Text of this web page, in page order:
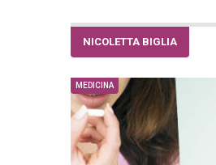
NICOLETTA BIGLIA
MEDICINA